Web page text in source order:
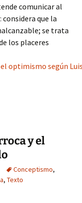
comunicar al
: considera que la
se trata
los placeres
optimismo según
y el
Conceptismo,
, Texto